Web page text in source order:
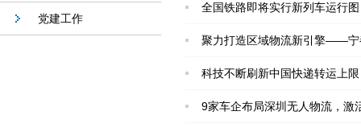
党建工作
全国铁路即将实行新列车运行
聚力打造区域物流新引擎——宁
科技不断刷新中国快递转运上限
9家车企布局深圳无人物流，激